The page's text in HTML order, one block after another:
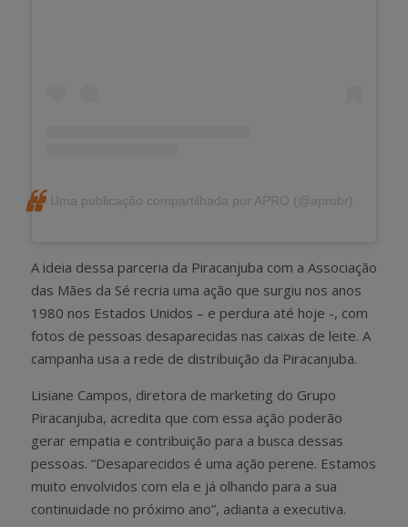
Uma publicação compartilhada por APRO (@aprobr)
A ideia dessa parceria da Piracanjuba com a Associação
das Mães da Sé recria uma ação que surgiu nos anos
1980 nos Estados Unidos – e perdura até hoje -, com
fotos de pessoas desaparecidas nas caixas de leite. A
campanha usa a rede de distribuição da Piracanjuba.
Lisiane Campos, diretora de marketing do Grupo
Piracanjuba, acredita que com essa ação poderão
gerar empatia e contribuição para a busca dessas
pessoas. “Desaparecidos é uma ação perene. Estamos
muito envolvidos com ela e já olhando para a sua
continuidade no próximo ano”, adianta a executiva.